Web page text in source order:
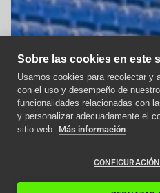
Sobre las cookies en este
Usamos cookies para recolectar y
con el uso y desempeño de
funcionalidades relacionadas con
y personalizar adecuadamente el
sitio web. Más información
Aviso
Como afecta la
ascensores